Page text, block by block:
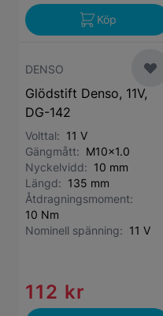
Köp
DENSO
Glödstift Denso, 11V,
DG-142
Volttal: 11 V
Gängmått: M10x1.0
Nyckelvidd: 10 mm
Längd: 135 mm
Åtdragningsmoment:
10 Nm
Nominell spänning: 11 V
112 kr